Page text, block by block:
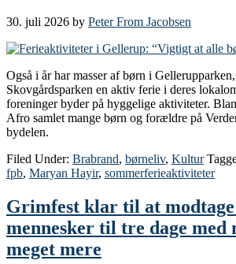
30. juli 2026 by Peter From Jacobsen
Også i år har masser af børn i
Skovgårdsparken en aktiv ferie i deres
foreninger byder på hyggelige aktiviteter.
Afro samlet mange børn og forældre på
bydelen.
Filed Under: Brabrand, børneliv, Kultur
fpb, Maryan Hayir, sommerferieaktiviteter
Grimfest klar til at modtage
mennesker til tre dage med
meget mere